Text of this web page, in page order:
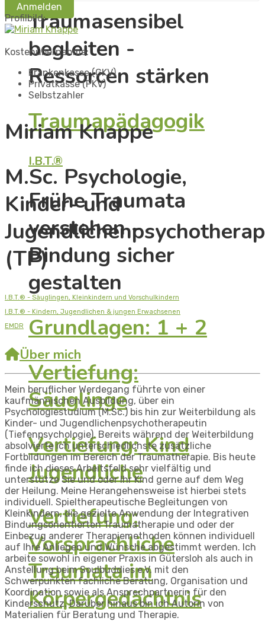
Traumasensibel
begleiten -
Ressorcen stärken
Traumapädagogik
I.B.T.®
Frühe Traumata
verstehen -
Bindung sicher
gestalten
Grundlagen: 1 + 2
Vertiefung:
Säuglinge
Vertiefung: Kind
Jugendliche
Vertiefung:
Vorsprachliche
Traumata im
Körpergedächtnis
Anmelden
Profilbild:
Kostenübernahme:
Krankenkasse (GKV)
Privatkasse (PKV)
Selbstzahler
Miriam Knappe
M.Sc. Psychologie,
Kinder- und
(TP)
I.B.T.® - Säuglingen, Kleinkindern und Vorschulkindern
I.B.T.® - Kindern, Jugendlichen & jungen Erwachsenen
EMDR
Über mich
Mein beruflicher Werdegang führte von einer
kaufmännischen Ausbildung, über ein
Psychologiestudium (M.Sc.) bis hin zur Weiterbildung als
Kinder- und Jugendlichenpsychotherapeutin
(Tiefenpsychologie). Bereits während der Weiterbildung
absolvierte ich unterschiedlichste zusätzliche
Fortbildungen im Bereich der Traumatherapie. Bis heute
finde ich dieses Arbeitsfeld sehr vielfältig und
unterstütze Sie und oder Ihr Kind gerne auf dem Weg
der Heilung. Meine Herangehensweise ist hierbei stets
individuell. Spieltherapeutische Begleitungen von
Kleinkindern, die gezielte Anwendung der Integrativen
Bindungsorientierten Traumatherapie und oder der
Einbezug anderer Therapiemethoden können individuell
auf Ihre Anliegen und Wünsche abgestimmt werden. Ich
arbeite sowohl in eigener Praxis in Gütersloh als auch in
Anstellung beim Soulbuddies e.V. mit den
Schwerpunkten fachliche Beratung, Organisation und
Koordination sowie als Ansprechpartnerin für den
Kinderschutz. Darüber hinaus bin ich Autorin von
Materialien für Beratung und Therapie.